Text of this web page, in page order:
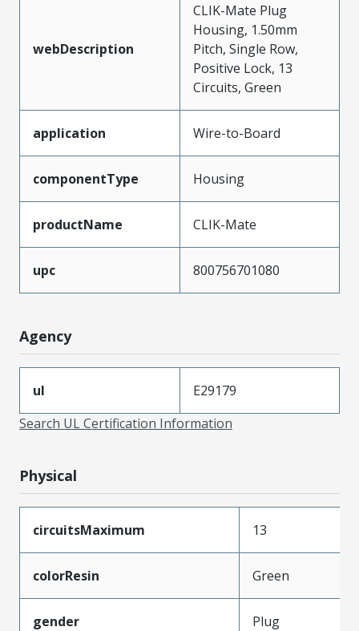
webDescription
CLIK-Mate Plug
Housing, 1.50mm
Pitch, Single Row,
Positive Lock, 13
Circuits, Green
application Wire-to-Board
componentType Housing
productName CLIK-Mate
upc 800756701080
Agency
ul
E29179
Search UL Certification Information
Physical
circuitsMaximum 13
colorResin Green
gender Plug